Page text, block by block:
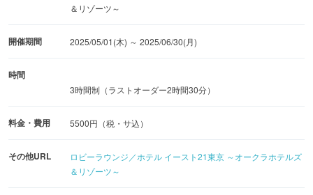
＆リゾーツ～
開催期間 2025/05/01(木) ～ 2025/06/30(月)
時間
3時間制（ラストオーダー2時間30分）
料金・費用 5500円（税・サ込）
その他URL
ロビーラウンジ／ホテル イースト21東京 ～オークラホテルズ
＆リゾーツ～